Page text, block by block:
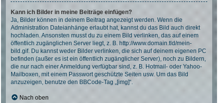
Kann ich Bilder in meine Beiträge einfügen?
Ja, Bilder können in deinem Beitrag angezeigt werden. Wenn die
Administration Dateianhänge erlaubt hat, kannst du das Bild auch direkt
hochladen. Ansonsten musst du zu einem Bild verlinken, das auf einem
öffentlich zugänglichen Server liegt, z. B. http://www.domain.tld/mein-
bild.gif. Du kannst weder Bilder verlinken, die sich auf deinem eigenen PC
befinden (außer es ist ein öffentlich zugänglicher Server), noch zu Bildern,
die nur nach einer Anmeldung verfügbar sind, z. B. Hotmail- oder Yahoo-
Mailboxen, mit einem Passwort geschützte Seiten usw. Um das Bild
anzuzeigen, benutze den BBCode-Tag „[img]“.
Nach oben